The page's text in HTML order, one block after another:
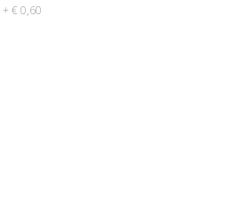
+ € 0,60